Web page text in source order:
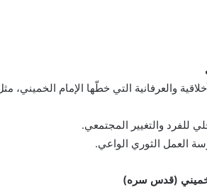
والعرفانية التي خطّها الإمام الخميني،
للفرد والتغيير المجتمعي.
العمل الثوري الواعي.
الخميني (قدس سره)